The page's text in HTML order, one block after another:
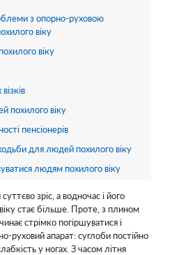
з опорно-руховою
віку
віку
похилого віку
пенсіонерів
для людей похилого віку
людям похилого віку
зріс, а водночас і його
стає більше. Проте, з плином
стрімко погіршуватися і
руховий апарат: суглоби постійно
у ногах. З часом літня